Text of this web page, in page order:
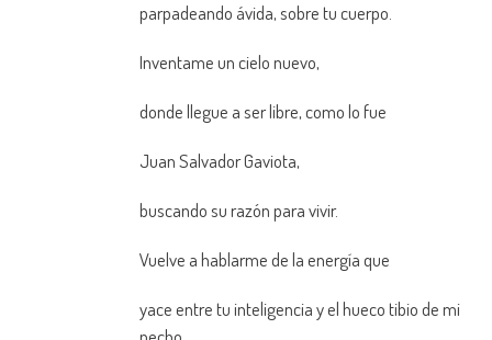
parpadeando ávida, sobre tu cuerpo.
Inventame un cielo nuevo,
donde llegue a ser libre, como lo fue
Juan Salvador Gaviota,
buscando su razón para vivir.
Vuelve a hablarme de la energía que
yace entre tu inteligencia y el hueco tibio de mi